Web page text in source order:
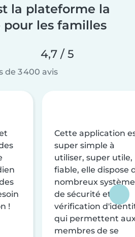
la plateforme la
pour les familles
4,7 / 5
de 3 400 avis
!
Cette application
super simple à
utiliser, super utile,
fiable, elle dispose
nombreux
de sécurité et de
vérification
qui permettent
membres de se